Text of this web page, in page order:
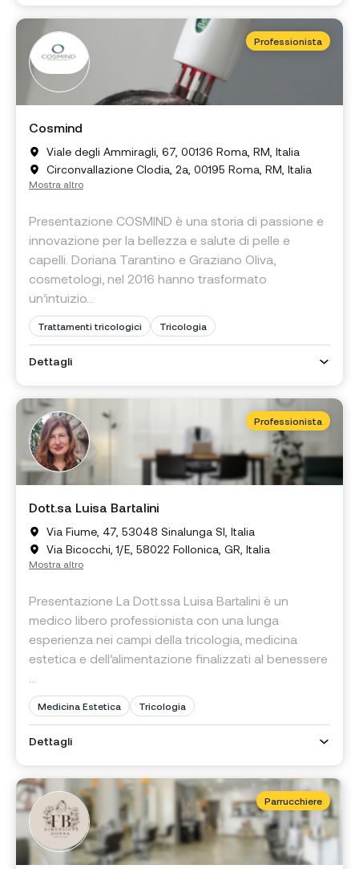
Professionista
Cosmind
Viale degli Ammiragli, 67, 00136 Roma, RM, Italia
Circonvallazione Clodia, 2a, 00195 Roma, RM, Italia
Mostra altro
Presentazione COSMIND è una storia di passione e
innovazione per la bellezza e salute di pelle e
capelli. Doriana Tarantino e Graziano Oliva,
cosmetologi, nel 2016 hanno trasformato
un’intuizio...
Trattamenti tricologici Tricologia
Dettagli
Professionista
Dott.sa Luisa Bartalini
Via Fiume, 47, 53048 Sinalunga SI, Italia
Via Bicocchi, 1/E, 58022 Follonica, GR, Italia
Mostra altro
Presentazione La Dott.ssa Luisa Bartalini è un
medico libero professionista con una lunga
esperienza nei campi della tricologia, medicina
estetica e dell’alimentazione finalizzati al benessere
Medicina Estetica Tricologia
Dettagli
Parrucchiere